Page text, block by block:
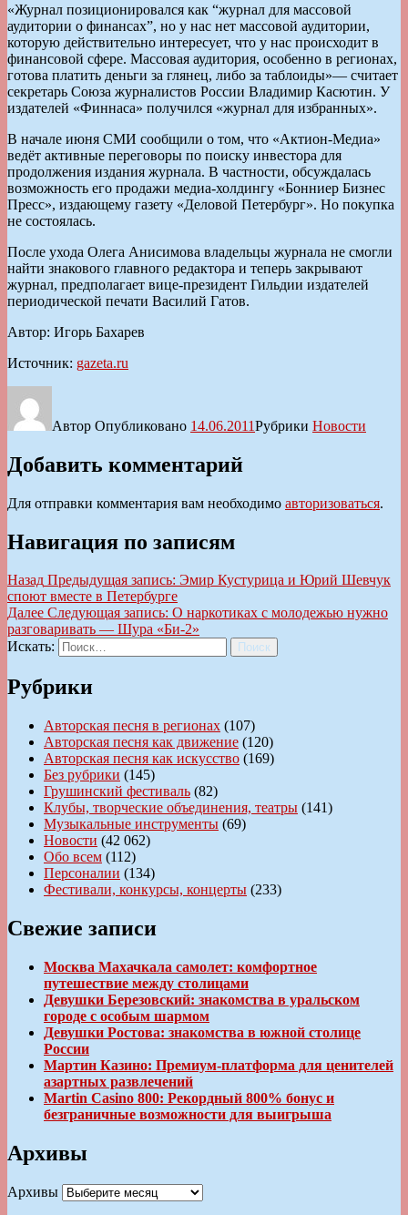
«Журнал позиционировался как “журнал для массовой
аудитории о финансах”, но у нас нет массовой аудитории,
которую действительно интересует, что у нас происходит в
финансовой сфере. Массовая аудитория, особенно в регионах,
готова платить деньги за глянец, либо за таблоиды»— считает
секретарь Союза журналистов России Владимир Касютин. У
издателей «Финнаса» получился «журнал для избранных».
В начале июня СМИ сообщили о том, что «Актион-Медиа»
ведёт активные переговоры по поиску инвестора для
продолжения издания журнала. В частности, обсуждалась
возможность его продажи медиа-холдингу «Бонниер Бизнес
Пресс», издающему газету «Деловой Петербург». Но покупка
не состоялась.
После ухода Олега Анисимова владельцы журнала не смогли
найти знакового главного редактора и теперь закрывают
журнал, предполагает вице-президент Гильдии издателей
периодической печати Василий Гатов.
Автор: Игорь Бахарев
Источник: gazeta.ru
Автор Опубликовано 14.06.2011Рубрики Новости
Добавить комментарий
Для отправки комментария вам необходимо авторизоваться.
Навигация по записям
Назад Предыдущая запись: Эмир Кустурица и Юрий Шевчук
споют вместе в Петербурге
Далее Следующая запись: О наркотиках с молодежью нужно
разговаривать — Шура «Би-2»
Искать:
Поиск
Рубрики
Авторская песня в регионах (107)
Авторская песня как движение (120)
Авторская песня как искусство (169)
Без рубрики (145)
Грушинский фестиваль (82)
Клубы, творческие объединения, театры (141)
Музыкальные инструменты (69)
Новости (42 062)
Обо всем (112)
Персоналии (134)
Фестивали, конкурсы, концерты (233)
Свежие записи
Москва Махачкала самолет: комфортное
путешествие между столицами
Девушки Березовский: знакомства в уральском
городе с особым шармом
Девушки Ростова: знакомства в южной столице
России
Мартин Казино: Премиум-платформа для ценителей
азартных развлечений
Martin Casino 800: Рекордный 800% бонус и
безграничные возможности для выигрыша
Архивы
Архивы